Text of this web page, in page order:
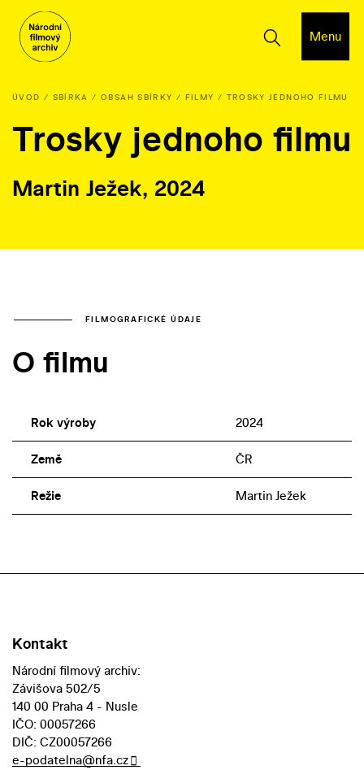
Menu
ÚVOD SBÍRKA OBSAH SBÍRKY FILMY TROSKY JEDNOHO FILMU
Trosky jednoho filmu
Martin Ježek, 2024
FILMOGRAFICKÉ ÚDAJE
O filmu
Rok výroby 2024
Země ČR
Režie Martin Ježek
Kontakt
Národní filmový archiv:
Závišova 502/5
140 00 Praha 4 - Nusle
IČO: 00057266
DIČ: CZ00057266
e-podatelna@nfa.cz